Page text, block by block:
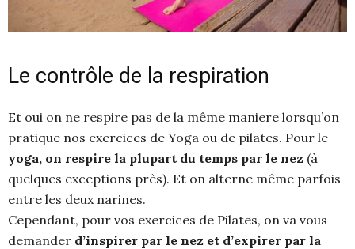
Le contrôle de la respiration
Et oui on ne respire pas de la même maniere lorsqu’on
pratique nos exercices de Yoga ou de pilates. Pour le
yoga, on respire la plupart du temps par le nez (à
quelques exceptions près). Et on alterne même parfois
entre les deux narines.
Cependant, pour vos exercices de Pilates, on va vous
demander d’inspirer par le nez et d’expirer par la